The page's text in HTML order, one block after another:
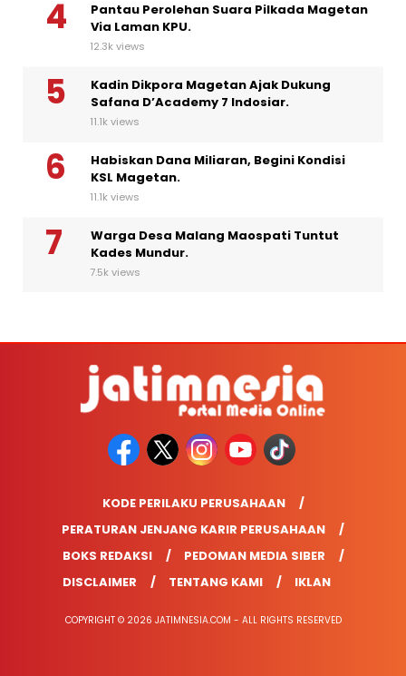
Pantau Perolehan Suara Pilkada Magetan
Via Laman KPU.
12.3k views
Kadin Dikpora Magetan Ajak Dukung
Safana D’Academy 7 Indosiar.
11.1k views
Habiskan Dana Miliaran, Begini Kondisi
KSL Magetan.
11.1k views
Warga Desa Malang Maospati Tuntut
Kades Mundur.
7.5k views
KODE PERILAKU PERUSAHAAN
PERATURAN JENJANG KARIR PERUSAHAAN
BOKS REDAKSI
PEDOMAN MEDIA SIBER
DISCLAIMER
TENTANG KAMI IKLAN
COPYRIGHT © 2026 JATIMNESIA.COM - ALL RIGHTS RESERVED